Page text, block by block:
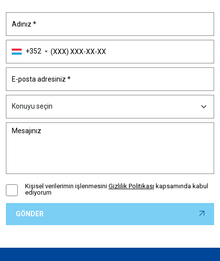
+352
Kişisel verilerimin işlenmesini Gizlilik Politikası kapsamında kabul
ediyorum